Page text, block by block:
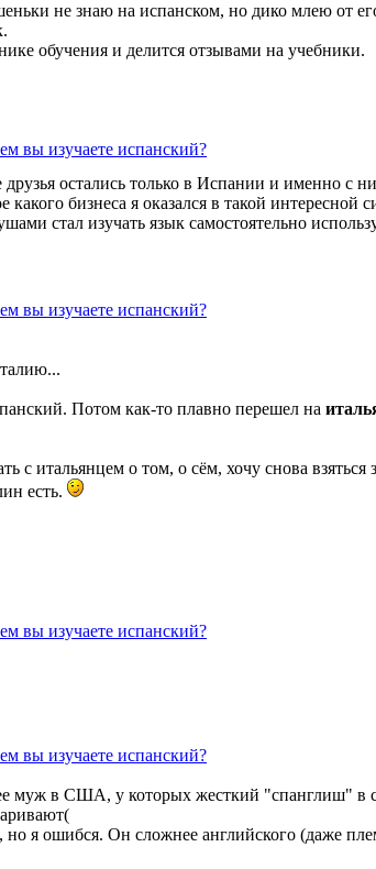
не знаю на испанском, но дико млею от
обучения и делится отзывами на учебники.
вы изучаете испанский?
остались только в Испании и именно
какого бизнеса я оказался в такой
стал изучать язык самостоятельно
вы изучаете испанский?
Потом как-то плавно перешел на
с итальянцем о том, о сём, хочу снова
есть.
вы изучаете испанский?
вы изучаете испанский?
муж в США, у которых жесткий "спанглиш" в
но я ошибся. Он сложнее английского (даже